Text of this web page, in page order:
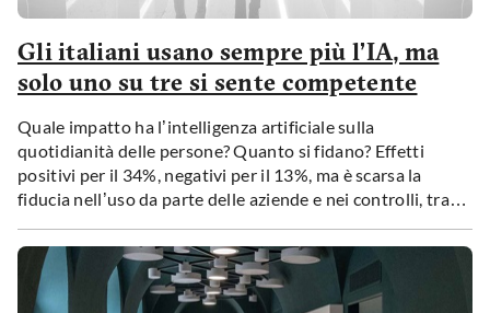
Gli italiani usano sempre più l’IA, ma
solo uno su tre si sente competente
Quale impatto ha l’intelligenza artificiale sulla
quotidianità delle persone? Quanto si fidano? Effetti
positivi per il 34%, negativi per il 13%, ma è scarsa la
fiducia nell’uso da parte delle aziende e nei controlli, tra
tra cittadini.